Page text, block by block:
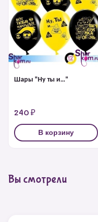
Шары "Ну ты и…"
240 ₽
В корзину
Вы смотрели